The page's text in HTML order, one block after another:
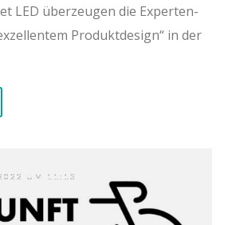
LED überzeugen die Experten-
Produktdesign“ in der
UM 11:13